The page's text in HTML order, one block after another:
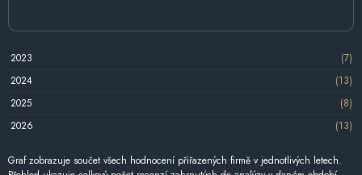
2023
(7)
2024
(13)
2025
(8)
2026
(13)
Graf zobrazuje součet všech hodnocení přiřazených firmě v jednotlivých letech.